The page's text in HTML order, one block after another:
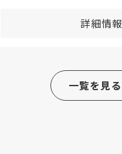
詳細情報
一覧を見る